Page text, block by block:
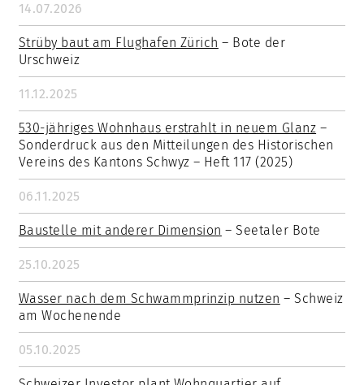
14.07.2026
Strüby baut am Flughafen Zürich – Bote der
Urschweiz
11.12.2025
530-jähriges Wohnhaus erstrahlt in neuem Glanz –
Sonderdruck aus den Mitteilungen des Historischen
Vereins des Kantons Schwyz – Heft 117 (2025)
06.11.2025
Baustelle mit anderer Dimension – Seetaler Bote
25.10.2025
Wasser nach dem Schwammprinzip nutzen – Schweiz
am Wochenende
05.10.2025